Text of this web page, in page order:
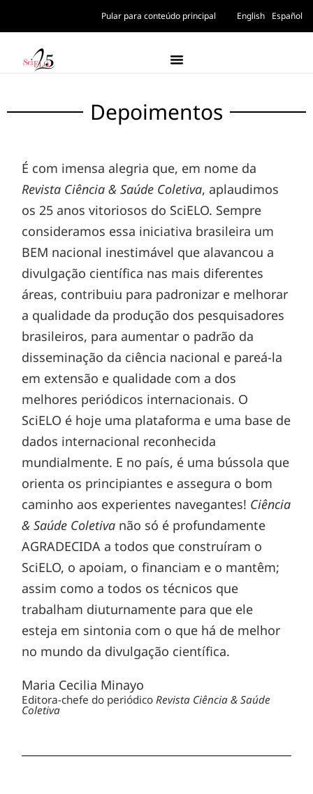
Pular para conteúdo principal English Español
Depoimentos
É com imensa alegria que, em nome da
Revista Ciência & Saúde Coletiva, aplaudimos
os 25 anos vitoriosos do SciELO. Sempre
consideramos essa iniciativa brasileira um
BEM nacional inestimável que alavancou a
divulgação científica nas mais diferentes
áreas, contribuiu para padronizar e melhorar
a qualidade da produção dos pesquisadores
brasileiros, para aumentar o padrão da
disseminação da ciência nacional e pareá-la
em extensão e qualidade com a dos
melhores periódicos internacionais. O
SciELO é hoje uma plataforma e uma base de
dados internacional reconhecida
mundialmente. E no país, é uma bússola que
orienta os principiantes e assegura o bom
caminho aos experientes navegantes! Ciência
& Saúde Coletiva não só é profundamente
AGRADECIDA a todos que construíram o
SciELO, o apoiam, o financiam e o mantêm;
assim como a todos os técnicos que
trabalham diuturnamente para que ele
esteja em sintonia com o que há de melhor
no mundo da divulgação científica.
Maria Cecilia Minayo
Editora-chefe do periódicoRevista Ciência & Saúde
Coletiva